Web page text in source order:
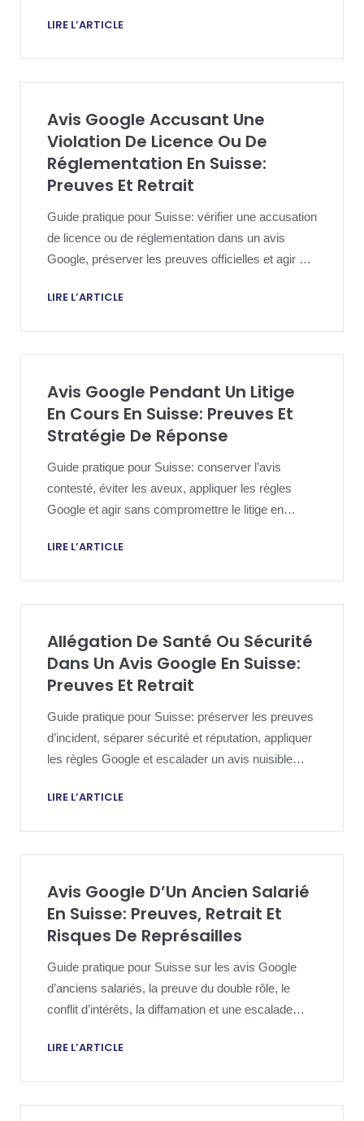
LIRE L’ARTICLE
Avis Google Accusant Une
Violation De Licence Ou De
Réglementation En Suisse:
Preuves Et Retrait
Guide pratique pour Suisse: vérifier une accusation
de licence ou de réglementation dans un avis
Google, préserver les preuves officielles et agir de
LIRE L’ARTICLE
Avis Google Pendant Un Litige
En Cours En Suisse: Preuves Et
Stratégie De Réponse
Guide pratique pour Suisse: conserver l’avis
contesté, éviter les aveux, appliquer les règles
Google et agir sans compromettre le litige en
LIRE L’ARTICLE
Allégation De Santé Ou Sécurité
Dans Un Avis Google En Suisse:
Preuves Et Retrait
Guide pratique pour Suisse: préserver les preuves
d’incident, séparer sécurité et réputation, appliquer
les règles Google et escalader un avis nuisible
LIRE L’ARTICLE
Avis Google D’Un Ancien Salarié
En Suisse: Preuves, Retrait Et
Risques De Représailles
Guide pratique pour Suisse sur les avis Google
d’anciens salariés, la preuve du double rôle, le
conflit d’intérêts, la diffamation et une escalade
LIRE L’ARTICLE